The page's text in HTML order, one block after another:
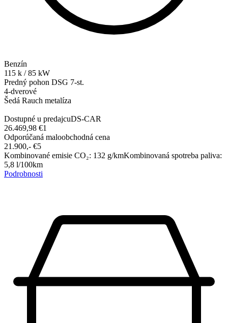
Benzín
115 k / 85 kW
Predný pohon DSG 7-st.
4-dverové
Šedá Rauch metalíza
Dostupné u predajcuDS-CAR
26.469,98 €1
Odporúčaná maloobchodná cena
21.900,-‍ €5
Kombinované emisie CO₂: 132 g/kmKombinovaná spotreba paliva:
5,8 l/100km
Podrobnosti